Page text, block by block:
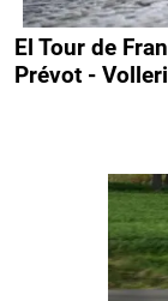
El Tour de
Prévot -